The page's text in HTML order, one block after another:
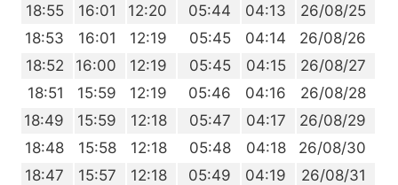
26/08/25
04:13
05:44
12:20
16:01
18:55
26/08/26
04:14
05:45
12:19
16:01
18:53
26/08/27
04:15
05:45
12:19
16:00
18:52
26/08/28
04:16
05:46
12:19
15:59
18:51
26/08/29
04:17
05:47
12:18
15:59
18:49
26/08/30
04:18
05:48
12:18
15:58
18:48
26/08/31
04:19
05:49
12:18
15:57
18:47